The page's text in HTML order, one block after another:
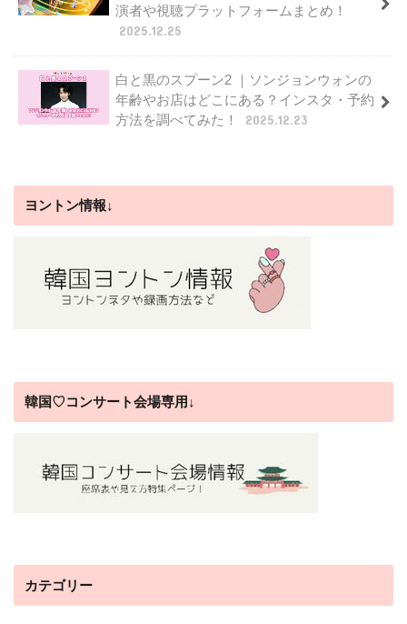
演者や視聴プラットフォームまとめ！
2025.12.25
白と黒のスプーン2 ｜ソンジョンウォンの
年齢やお店はどこにある？インスタ・予約
方法を調べてみた！
2025.12.23
ヨントン情報↓
韓国♡コンサート会場専用↓
カテゴリー